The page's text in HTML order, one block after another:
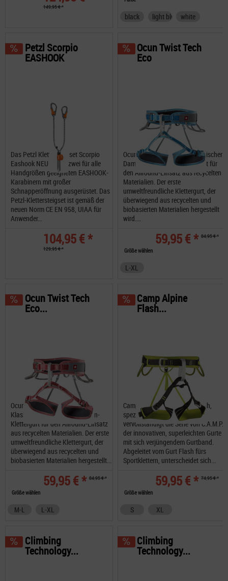
149,95 € *
black light blue white
Das Petzl Klettersteigset Scorpio
Eashook NEU ist mit zwei für alle
Handgrößen geeigneten EASHOOK-
Karabinern mit großer
Schnapperöffnung ausgerüstet. Das
Petzl-Klettersteigset ist gemäß der
neuen Norm CE EN 958, UIAA für
Anwender...
104,95 € *
129,95 € *
Petzl Scorpio
EASHOOK
Ocun Twist Tech Eco ein Klassischer
Damen-3-Schnallen-Klettergurt für
den Allround-Einsatz aus recycelten
Materialien. Der erste
umweltfreundliche Klettergurt, der
überwiegend aus recycelten und
biobasierten Materialien hergestellt
wird....
59,95 € * 84,95 € *
Ocun Twist Tech
Eco
Größe wählen
L-XL
Ocun Twist Tech Eco Lady ein
Klassischer Damen-3-Schnallen-
Klettergurt für den Allround-Einsatz
aus recycelten Materialien. Der erste
umweltfreundliche Klettergurt, der
überwiegend aus recycelten und
biobasierten Materialien hergestellt...
59,95 € * 84,95 € *
Ocun Twist Tech
Eco...
Größe wählen
M-L L-XL
Camp Alpine Flash Alpine Flash,
spezifisch für Alpinismus,
vervollständigt die Serie von C.A.M.P.
der innovativen, superleichten Gurte
mit sich verjüngendem Gurtband.
Abgeleitet vom Gurt Flash fürs
Sportklettern, unterscheidet sich...
59,95 € * 74,95 € *
Camp Alpine
Flash...
Größe wählen
S XL
Climbing
Technology...
Climbing
Technology...